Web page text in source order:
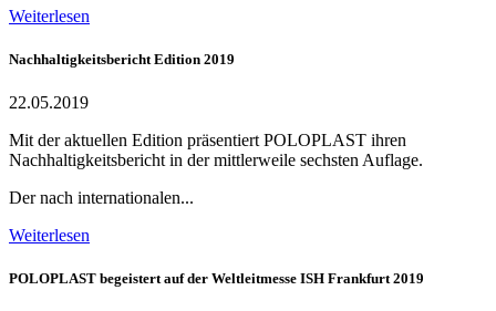
Weiterlesen
Nachhaltigkeitsbericht Edition 2019
22.05.2019
Mit der aktuellen Edition präsentiert POLOPLAST ihren
Nachhaltigkeitsbericht in der mittlerweile sechsten Auflage.
Der nach internationalen...
Weiterlesen
POLOPLAST begeistert auf der Weltleitmesse ISH Frankfurt 2019